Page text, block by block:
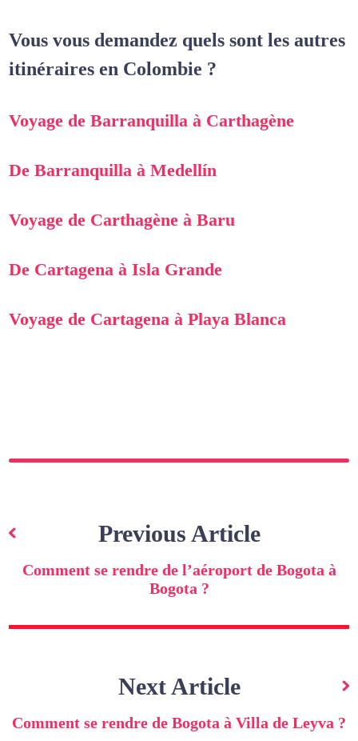
Vous vous demandez quels sont les autres
itinéraires en Colombie ?
Voyage de Barranquilla à Carthagène
De Barranquilla à Medellín
Voyage de Carthagène à Baru
De Cartagena à Isla Grande
Voyage de Cartagena à Playa Blanca
de
l’article
Previous Article
Comment se rendre de l’aéroport de Bogota à
Bogota ?
Next Article
Comment se rendre de Bogota à Villa de Leyva ?